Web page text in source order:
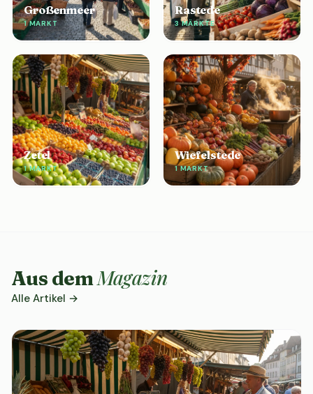
Großenmeer
1 MARKT
Rastede
3 MÄRKTE
Zetel
1 MARKT
Wiefelstede
1 MARKT
Aus demMagazin
Alle Artikel →